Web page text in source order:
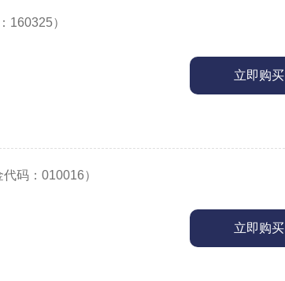
160325）
立即购买
代码：010016）
立即购买